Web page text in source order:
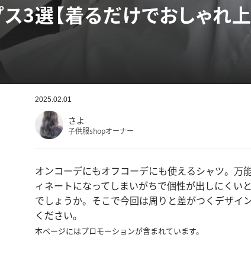
3選【着るだけでおしゃれ上
2025.02.01
さよ
子供服shopオーナー
オンコーデにもオフコーデにも使えるシャツ。万
ィネートになってしまいがちで個性が出しにくい
でしょうか。そこで今回は周りと差がつくデザイ
ください。
本ページにはプロモーションが含まれています。